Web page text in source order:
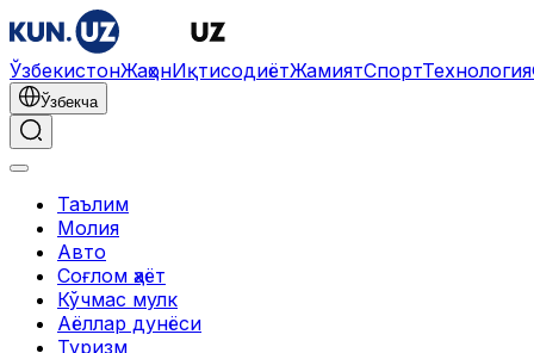
ЎзбекистонЖаҳонИқтисодиётЖамиятСпортТехнология
Ўзбекча
Таълим
Молия
Авто
Соғлом ҳаёт
Кўчмас мулк
Аёллар дунёси
Туризм